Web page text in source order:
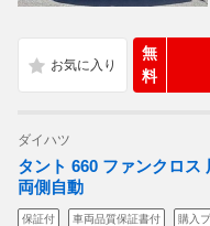
無
料
ダイハツ
タント 660 ファンクロ
両側自動
保証付 車両品質保証書付 購入